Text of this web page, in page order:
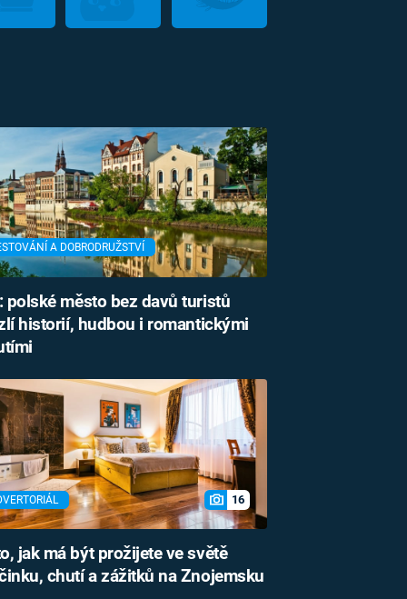
A DOBRODRUŽSTVÍ
polské město bez davů turistů
historií, hudbou i romantickými
16
jak má být prožijete ve světě
chutí a zážitků na Znojemsku